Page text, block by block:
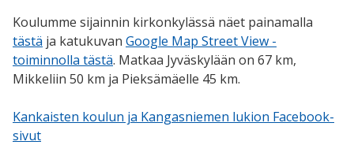
Koulumme sijainnin kirkonkylässä näet painamalla
tästä ja katukuvan Google Map Street View -
toiminnolla tästä. Matkaa Jyväskylään on 67 km,
Mikkeliin 50 km ja Pieksämäelle 45 km.
Kankaisten koulun ja Kangasniemen lukion Facebook-
sivut